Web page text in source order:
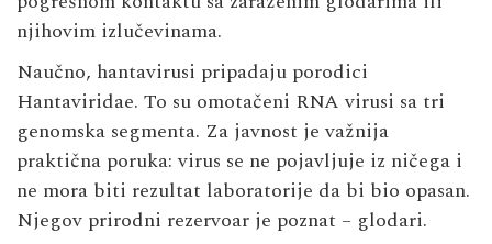
njihovim izlučevinama.
Naučno, hantavirusi pripadaju porodici
Hantaviridae. To su omotačeni RNA virusi sa tri
genomska segmenta. Za javnost je važnija
praktična poruka: virus se ne pojavljuje iz ničega i
ne mora biti rezultat laboratorije da bi bio opasan.
Njegov prirodni rezervoar je poznat – glodari.